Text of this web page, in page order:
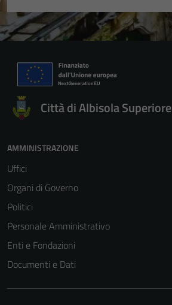
Città di Albisola Superiore
AMMINISTRAZIONE
Uffici
Organi di Governo
Politici
Personale Amministrativo
Enti e Fondazioni
Documenti e Dati